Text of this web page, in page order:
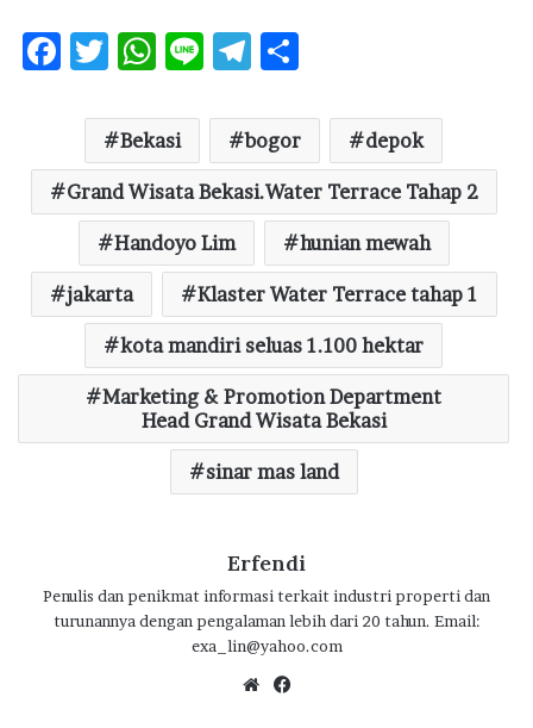
F
b
o
k
T
it
te
r
W
at
s
A
p
p
Li
e
T
e
g
ra
m
ar
e
Bekasi bogor depok
Grand Wisata Bekasi.Water Terrace Tahap 2
Handoyo Lim hunian mewah
jakarta Klaster Water Terrace tahap 1
kota mandiri seluas 1.100 hektar
Marketing & Promotion Department
Head Grand Wisata Bekasi
sinar mas land
Erfendi
Penulis dan penikmat informasi terkait industri properti dan
turunannya dengan pengalaman lebih dari 20 tahun. Email:
exa_lin@yahoo.com
We